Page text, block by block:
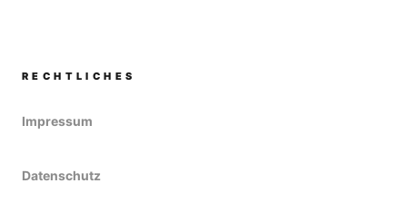
RECHTLICHES
Impressum
Datenschutz